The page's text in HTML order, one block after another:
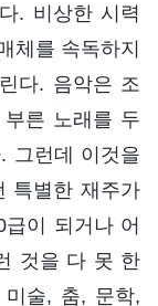
. 비상한 시력
체를 속독하지
다. 음악은 조
른 노래를 두
그런데 이것을
특별한 재주가
이 되거나 어
것을 다 못 한
술, 춤, 문학,